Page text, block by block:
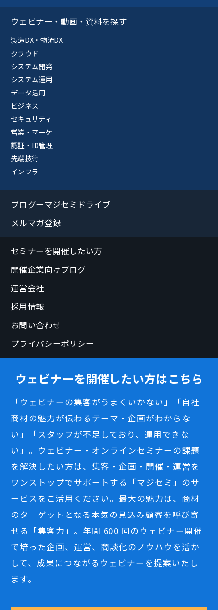
ウェビナー・動画・資料を探す
製造DX・物流DX
クラウド
システム開発
システム運用
データ活用
ビジネス
セキュリティ
営業・マーケ
認証・ID管理
先端技術
インフラ
ブログーマジセミドライブ
メルマガ登録
セミナーを開催したい方
開催企業向けブログ
運営会社
採用情報
お問い合わせ
プライバシーポリシー
ウェビナーを開催したい方はこちら
「ウェビナーの集客がうまくいかない」「自社
商材の魅力が伝わるテーマ・企画がわからな
い」「スタッフが不足しており、運用できな
い」。ウェビナー・オンラインセミナーの課題
を解決したい方は、集客・企画・開催・運営を
ワンストップでサポートする「マジセミ」のサ
ービスをご活用ください。最大の魅力は、商材
のターゲットとなる本気の見込み顧客を呼び寄
せる「集客力」。年間 600 回のウェビナー開催
で培った企画、運営、商談化のノウハウを活か
して、成果につながるウェビナーを提案いたし
ます。